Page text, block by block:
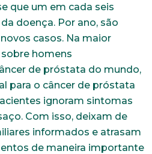
que um em cada seis
doença. Por ano, são
casos. Na maior
homens
de próstata do mundo,
para o câncer de próstata
ignoram sintomas
Com isso, deixam de
informados e atrasam
de maneira importante